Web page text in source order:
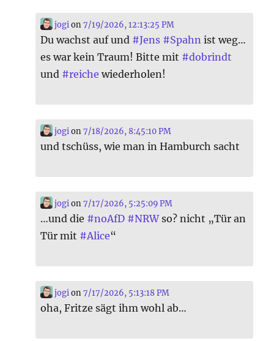
jogi on7/19/2026, 12:13:25 PM
Du wachst auf und #Jens #Spahn ist weg…
es war kein Traum! Bitte mit #dobrindt
und #reiche wiederholen!
jogi on7/18/2026, 8:45:10 PM
und tschüss, wie man in Hamburch sacht
jogi on7/17/2026, 5:25:09 PM
…und die #noAfD #NRWso? nicht „Tür an
Tür mit #Alice“
jogi on7/17/2026, 5:13:18 PM
oha, Fritze sägt ihm wohl ab…